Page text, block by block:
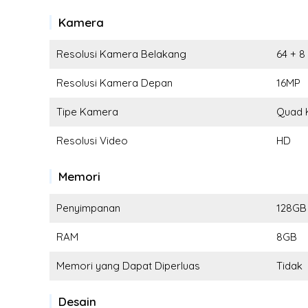
Kamera
Resolusi Kamera Belakang 64 + 8
Resolusi Kamera Depan 16MP
Tipe Kamera Quad
Resolusi Video HD
Memori
Penyimpanan 128GB
RAM 8GB
Memori yang Dapat Diperluas Tidak
Desain